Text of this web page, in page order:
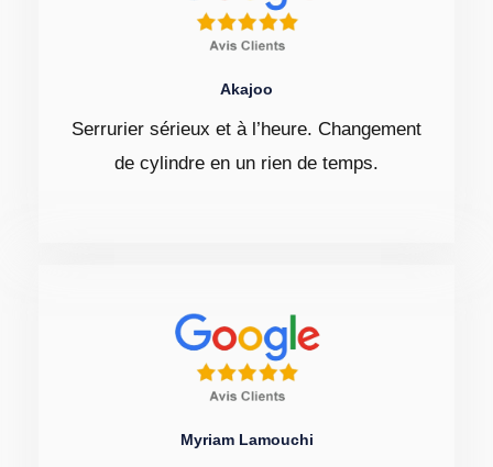
Akajoo
Serrurier sérieux et à l’heure. Changement
de cylindre en un rien de temps.
Myriam Lamouchi